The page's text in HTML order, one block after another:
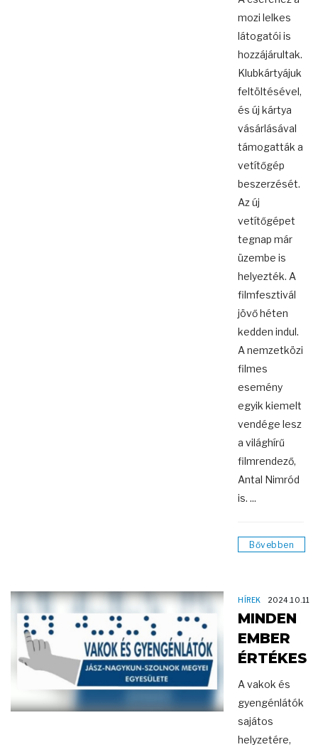
mozi lelkes
látogatói is
hozzájárultak.
Klubkártyájuk
feltöltésével,
és új kártya
vásárlásával
támogatták a
vetítőgép
beszerzését.
Az új
vetítőgépet
tegnap már
üzembe is
helyezték. A
filmfesztivál
jövő héten
kedden indul.
A nemzetközi
filmes
esemény
egyik kiemelt
vendége lesz
a világhírű
filmrendező,
Antal Nimród
is. ...
Bővebben
HÍREK 2024.10.11
MINDEN
EMBER
ÉRTÉKES
A vakok és
gyengénlátók
sajátos
helyzetére,